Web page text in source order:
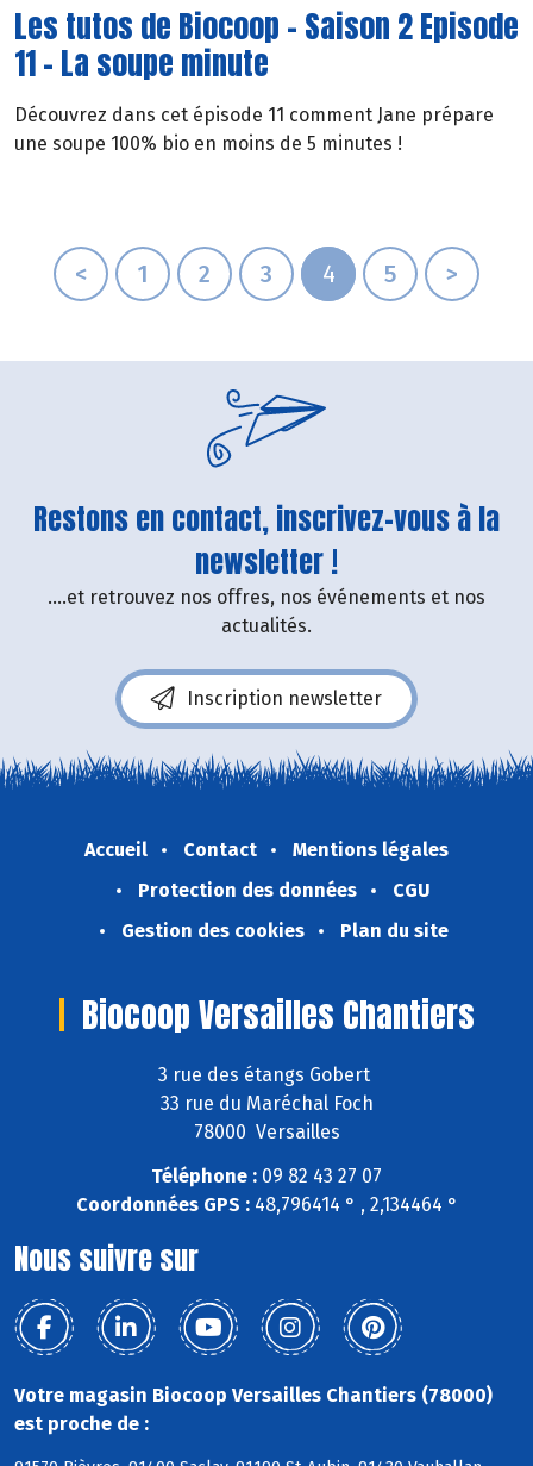
Les tutos de Biocoop - Saison 2 Episode
11 - La soupe minute
Découvrez dans cet épisode 11 comment Jane prépare
une soupe 100% bio en moins de 5 minutes !
< 1 2 3 4 5 >
Restons en contact, inscrivez-vous à la
newsletter !
....et retrouvez nos offres, nos événements et nos
actualités.
Inscription newsletter
Accueil Contact
Mentions légales
Protection des données
CGU
Gestion des cookies
Plan du site
Biocoop Versailles Chantiers
3 rue des étangs Gobert
33 rue du Maréchal Foch
78000 Versailles
Téléphone : 09 82 43 27 07
Coordonnées GPS :48,796414 ° , 2,134464 °
Nous suivre sur
Votre magasin Biocoop Versailles Chantiers (78000)
est proche de :